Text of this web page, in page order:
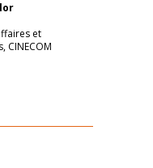
affaires et